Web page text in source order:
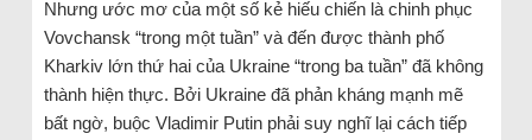
Nhưng ước mơ của một số kẻ hiếu chiến là chinh phục
Vovchansk “trong một tuần” và đến được thành phố
Kharkiv lớn thứ hai của Ukraine “trong ba tuần” đã không
thành hiện thực. Bởi Ukraine đã phản kháng mạnh mẽ
bất ngờ, buộc Vladimir Putin phải suy nghĩ lại cách tiếp